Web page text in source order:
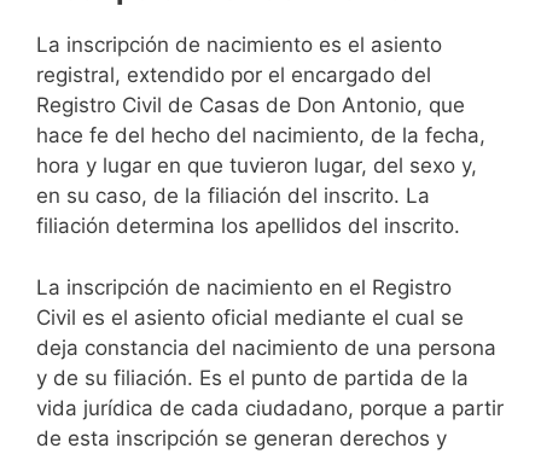
La inscripción de nacimiento es el asiento
registral, extendido por el encargado del
Registro Civil de Casas de Don Antonio, que
hace fe del hecho del nacimiento, de la fecha,
hora y lugar en que tuvieron lugar, del sexo y,
en su caso, de la filiación del inscrito. La
filiación determina los apellidos del inscrito.
La inscripción de nacimiento en el Registro
Civil es el asiento oficial mediante el cual se
deja constancia del nacimiento de una persona
y de su filiación. Es el punto de partida de la
vida jurídica de cada ciudadano, porque a partir
de esta inscripción se generan derechos y